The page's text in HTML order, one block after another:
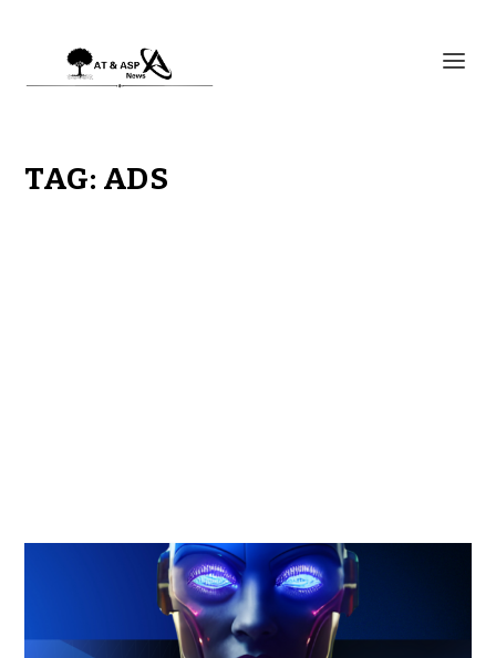
TAG: ADS